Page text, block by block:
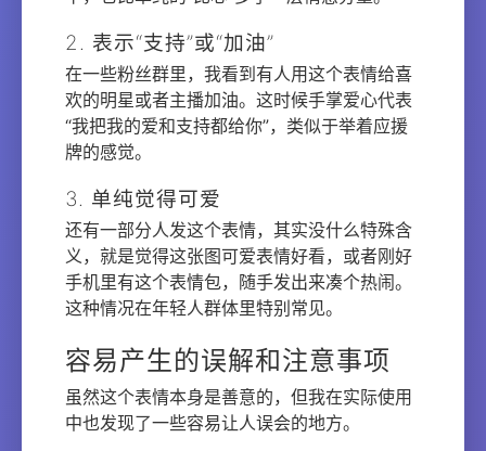
2. 表示“支持”或“加油”
在一些粉丝群里，我看到有人用这个表情给喜
欢的明星或者主播加油。这时候手掌爱心代表
“我把我的爱和支持都给你”，类似于举着应援
牌的感觉。
3. 单纯觉得可爱
还有一部分人发这个表情，其实没什么特殊含
义，就是觉得这张图可爱表情好看，或者刚好
手机里有这个表情包，随手发出来凑个热闹。
这种情况在年轻人群体里特别常见。
容易产生的误解和注意事项
虽然这个表情本身是善意的，但我在实际使用
中也发现了一些容易让人误会的地方。